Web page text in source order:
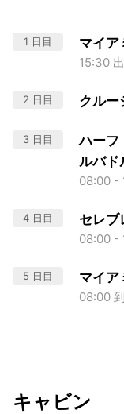
1 日目 マイア
15:30
2 日目 クルー
3 日目
ハーフ
ルバド
08:00 -
4 日目 セレブ
08:00 -
5 日目 マイア
08:00
キャビン